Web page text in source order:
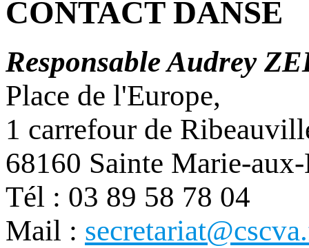
CONTACT DANSE
Responsable Audrey
Place de l'Europe,
1 carrefour de
68160 Sainte Marie-
Tél : 03 89 58 78 04
Mail :